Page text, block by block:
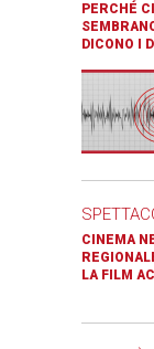
PERCHÉ
DICONO I
CINEMA
LA FILM